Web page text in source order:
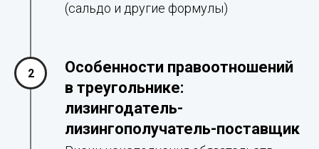
(сальдо и другие формулы)
Особенности правоотношений
в треугольнике:
лизингодатель-
лизингополучатель-поставщик